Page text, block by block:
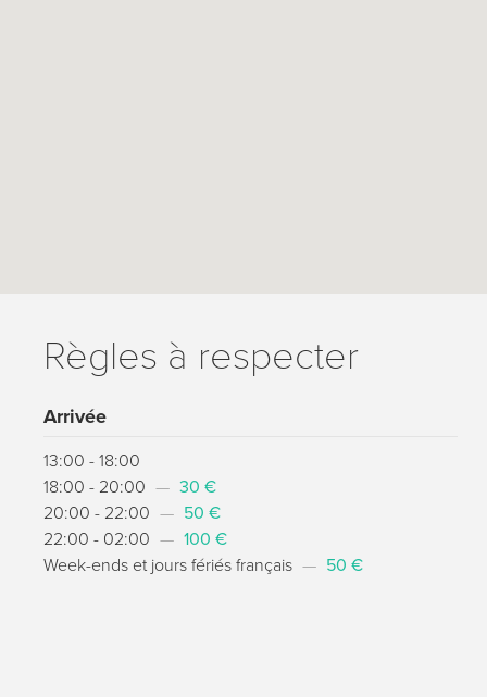
Règles à respecter
Arrivée
13:00 - 18:00
18:00 - 20:00 — 30 €
20:00 - 22:00 — 50 €
22:00 - 02:00 — 100 €
Week-ends et jours fériés français — 50 €